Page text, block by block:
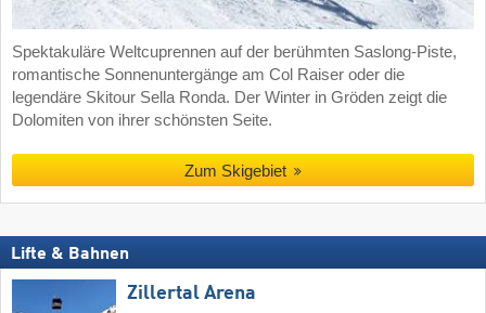
Spektakuläre Weltcuprennen auf der berühmten Saslong-Piste,
romantische Sonnenuntergänge am Col Raiser oder die
legendäre Skitour Sella Ronda. Der Winter in Gröden zeigt die
Dolomiten von ihrer schönsten Seite.
Zum Skigebiet
Lifte & Bahnen
Zillertal Arena